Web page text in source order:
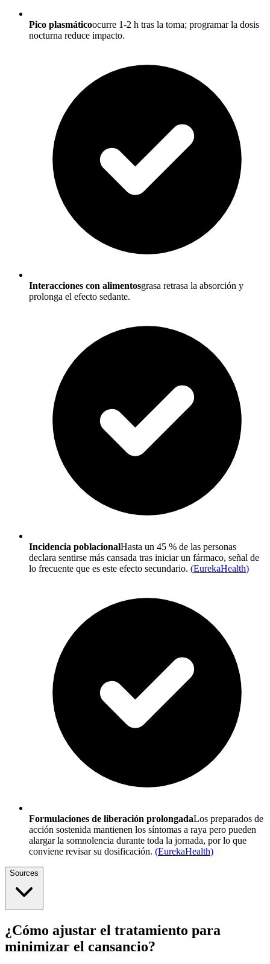
Pico plasmáticoocurre 1-2 h tras la toma; programar la dosis
nocturna reduce impacto.
Interacciones con alimentosgrasa retrasa la absorción y
prolonga el efecto sedante.
Incidencia poblacionalHasta un 45 % de las personas
declara sentirse más cansada tras iniciar un fármaco, señal de
lo frecuente que es este efecto secundario. (EurekaHealth)
Formulaciones de liberación prolongadaLos preparados de
acción sostenida mantienen los síntomas a raya pero pueden
alargar la somnolencia durante toda la jornada, por lo que
conviene revisar su dosificación. (EurekaHealth)
Sources
¿Cómo ajustar el tratamiento para
minimizar el cansancio?